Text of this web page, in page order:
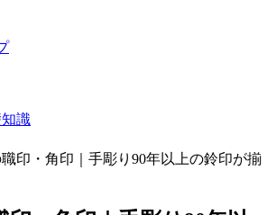
識
印・角印｜手彫り90年以上の鈴印が揃